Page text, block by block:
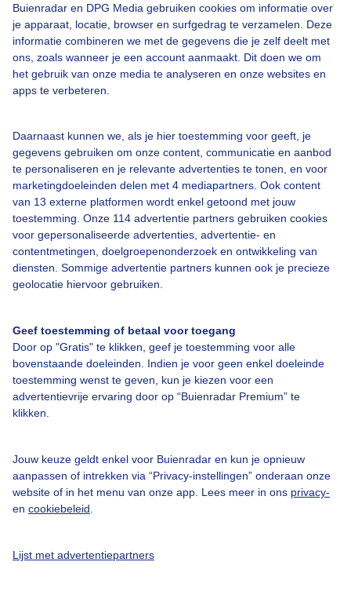
Buienradar en DPG Media gebruiken cookies om informatie over
je apparaat, locatie, browser en surfgedrag te verzamelen. Deze
informatie combineren we met de gegevens die je zelf deelt met
ons, zoals wanneer je een account aanmaakt. Dit doen we om
het gebruik van onze media te analyseren en onze websites en
apps te verbeteren.
Daarnaast kunnen we, als je hier toestemming voor geeft, je
gegevens gebruiken om onze content, communicatie en aanbod
te personaliseren en je relevante advertenties te tonen, en voor
marketingdoeleinden delen met 4 mediapartners. Ook content
van 13 externe platformen wordt enkel getoond met jouw
toestemming. Onze 114 advertentie partners gebruiken cookies
voor gepersonaliseerde advertenties, advertentie- en
contentmetingen, doelgroepenonderzoek en ontwikkeling van
diensten. Sommige advertentie partners kunnen ook je precieze
geolocatie hiervoor gebruiken.
Geef toestemming of betaal voor toegang
Door op "Gratis" te klikken, geef je toestemming voor alle
bovenstaande doeleinden. Indien je voor geen enkel doeleinde
toestemming wenst te geven, kun je kiezen voor een
advertentievrije ervaring door op “Buienradar Premium” te
klikken.
Jouw keuze geldt enkel voor Buienradar en kun je opnieuw
aanpassen of intrekken via “Privacy-instellingen” onderaan onze
website of in het menu van onze app. Lees meer in ons privacy-
en cookiebeleid
Lijst met advertentiepartners
Over Buienradar
Bedrijfsgegevens
Veelgestelde vragen
Toegankelijkheid
Gebruikersvoorwaarden
Adverteren
Buienradar Team
Cookie beleid
Privacy instellingen
Gratis weerdata
@BuienradarNL